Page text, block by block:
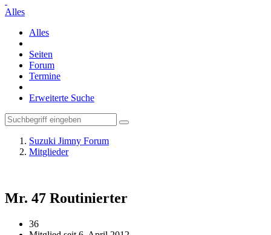
Alles
Alles
Seiten
Forum
Termine
Erweiterte Suche
Suzuki Jimny Forum
Mitglieder
Mr. 47 Routinierter
36